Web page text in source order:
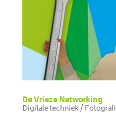
De Vrieze Networking
Digitale techniek /